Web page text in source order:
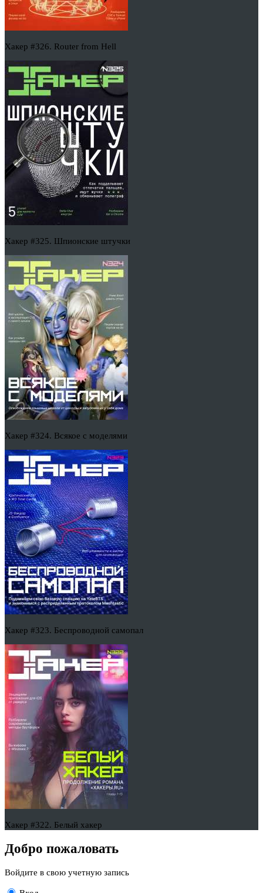
Хакер #326. Router from Hell
Хакер #325. Шпионские штучки
Хакер #324. Всякое с моделями
Хакер #323. Беспроводной самопал
Хакер #322. Белый хакер
Добро пожаловать
Войдите в свою учетную запись